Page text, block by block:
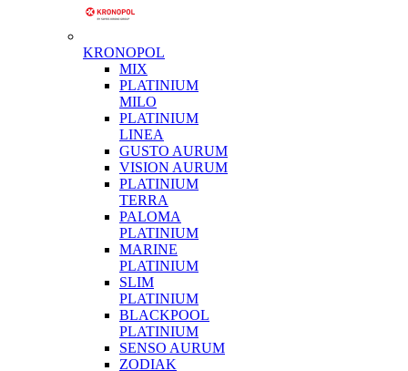
KRONOPOL
MIX
PLATINIUM
MILO
PLATINIUM
LINEA
GUSTO AURUM
VISION AURUM
PLATINIUM
TERRA
PALOMA
PLATINIUM
MARINE
PLATINIUM
SLIM
PLATINIUM
BLACKPOOL
PLATINIUM
SENSO AURUM
ZODIAK